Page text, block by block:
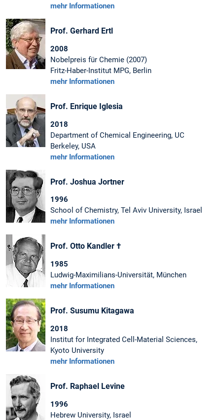
mehr Informationen
Prof. Gerhard Ertl
2008
Nobelpreis für Chemie (2007)
Fritz-Haber-Institut MPG, Berlin
mehr Informationen
Prof. Enrique Iglesia
2018
Department of Chemical Engineering, UC
Berkeley, USA
mehr Informationen
Prof. Joshua Jortner
1996
School of Chemistry, Tel Aviv University, Israel
mehr Informationen
Prof. Otto Kandler †
1985
Ludwig-Maximilians-Universität, München
mehr Informationen
Prof. Susumu Kitagawa
2018
Institut for Integrated Cell-Material Sciences,
Kyoto University
mehr Informationen
Prof. Raphael Levine
1996
Hebrew University, Israel